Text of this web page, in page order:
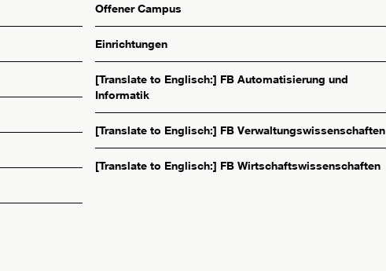
Offener Campus
Einrichtungen
[Translate to Englisch:] FB Automatisierung und
Informatik
[Translate to Englisch:] FB Verwaltungswissenschaften
[Translate to Englisch:] FB Wirtschaftswissenschaften